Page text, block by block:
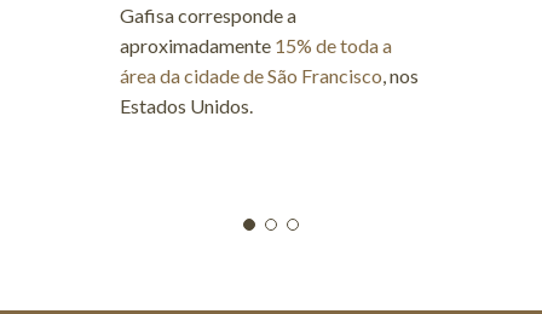
Gafisa corresponde a
aproximadamente 15% de toda a
área da cidade de São Francisco, nos
Estados Unidos.